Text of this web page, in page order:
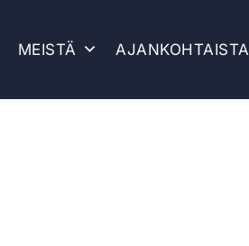
MEISTÄ AJANKOHTAISTA